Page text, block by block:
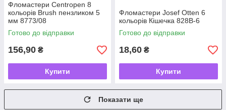
Фломастери Centropen 8
кольорів Brush пензликом 5
мм 8773/08
Готово до відправки
156,90 ₴
Купити
Фломастери Josef Otten 6
кольорів Кішечка 828В-6
Готово до відправки
18,60 ₴
Купити
Показати ще